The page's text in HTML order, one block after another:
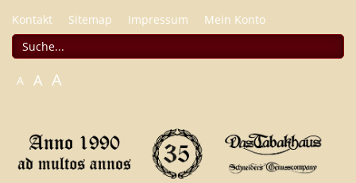
Kontakt Sitemap Impressum Mein Konto
A A A